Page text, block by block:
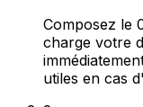
Composez le
charge votre
utiles en cas